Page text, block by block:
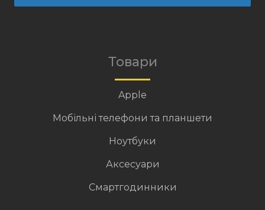
Товари
Apple
Мобільні телефони та планшети
Ноутбуки
Аксесуари
Смартгодинники